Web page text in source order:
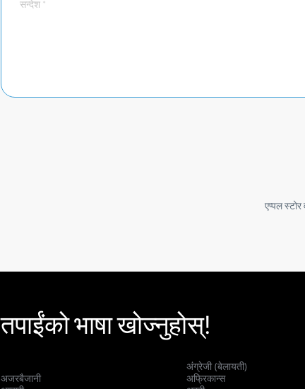
एप्पल स्टोर
तपाईंको भाषा खोज्नुहोस्!
अंग्रेजी (बेलायती)
अजरबैजानी
अफ्रिकान्स